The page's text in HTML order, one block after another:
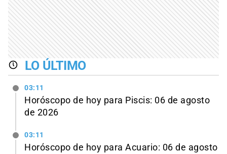
LO ÚLTIMO
03:11
Horóscopo de hoy para Piscis: 06 de agosto
de 2026
03:11
Horóscopo de hoy para Acuario: 06 de agosto